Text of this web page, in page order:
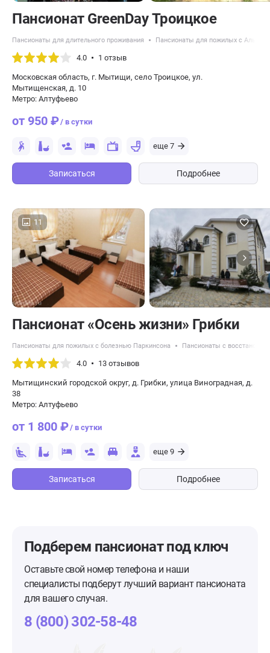
Пансионат GreenDay Троицкое
Пансионаты для длительного проживания Пансионаты для пожилых с
4.0 1 отзыв
Московская область, г. Мытищи, село Троицкое, ул.
Мытищенская, д. 10
Метро: Алтуфьево
от 950 ₽/ в сутки
еще 7
Записаться Подробнее
11
Пансионат «Осень жизни» Грибки
Пансионаты для пожилых с болезнью Паркинсона Пансионаты с
4.0 13 отзывов
Мытищинский городской округ, д. Грибки, улица Виноградная, д.
38
Метро: Алтуфьево
от 1 800 ₽/ в сутки
еще 9
Записаться Подробнее
Подберем пансионатпод ключ
Оставьте свой номер телефона и наши
специалисты подберут лучший вариант пансионата
для вашего случая.
8 (800) 302-58-48